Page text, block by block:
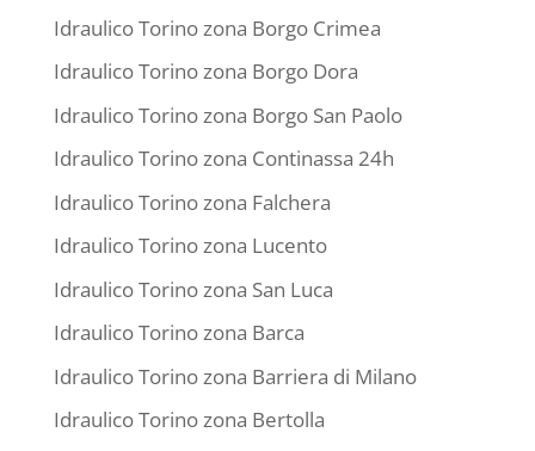
Idraulico Torino zona Borgo Crimea
Idraulico Torino zona Borgo Dora
Idraulico Torino zona Borgo San Paolo
Idraulico Torino zona Continassa 24h
Idraulico Torino zona Falchera
Idraulico Torino zona Lucento
Idraulico Torino zona San Luca
Idraulico Torino zona Barca
Idraulico Torino zona Barriera di Milano
Idraulico Torino zona Bertolla